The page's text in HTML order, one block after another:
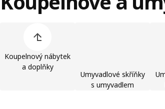
Koupelnový nábytek
a doplňky
Umyvadlové skříňky
s umyvadlem